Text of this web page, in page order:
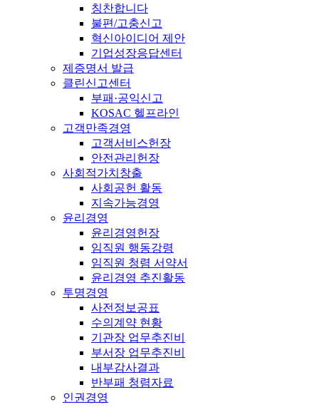
칭찬합니다
불편/고충신고
혁신아이디어 제안
기업성장응답센터
제증명서 발급
클린신고센터
부패·공익신고
KOSAC 헬프라인
고객만족경영
고객서비스헌장
안전관리헌장
사회적가치창출
사회공헌 활동
지속가능경영
윤리경영
윤리경영헌장
임직원 행동강령
임직원 청렴 서약서
윤리경영 추진활동
투명경영
사전정보공표
수의계약 현황
기관장 업무추진비
부서장 업무추진비
내부감사결과
반부패 청렴자료
인권경영